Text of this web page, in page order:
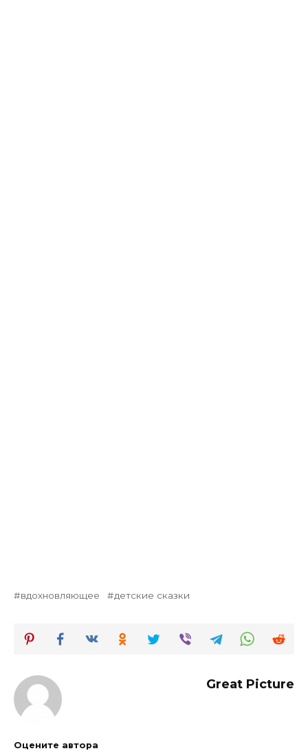
вдохновляющее детские сказки
Great Picture
Оцените автора